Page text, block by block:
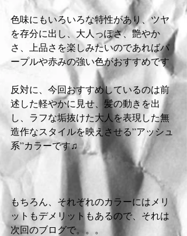
色味にもいろいろな特性があり、ツヤ
を存分に出し、大人っぽさ、艶やか
さ、上品さを楽しみたいのであればパ
ープルや赤みの強い色がおすすめです
反対に、今回おすすめしているのは前
述した軽やかに見せ、髪の動きを出
し、ラフな垢抜けた大人を表現した無
造作なスタイルを映えさせる”アッシュ
系”カラーです♫
もちろん、それぞれのカラーにはメリ
ットもデメリットもあるので、それは
次回のブログで。。。